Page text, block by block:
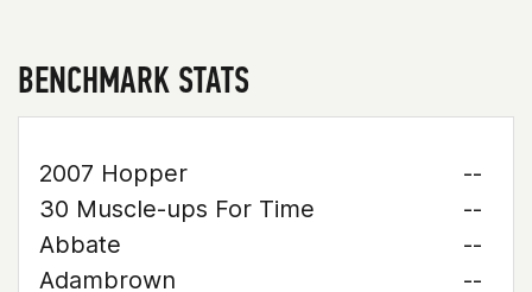
BENCHMARK STATS
2007 Hopper
--
30 Muscle-ups For Time
--
Abbate
--
Adambrown
--